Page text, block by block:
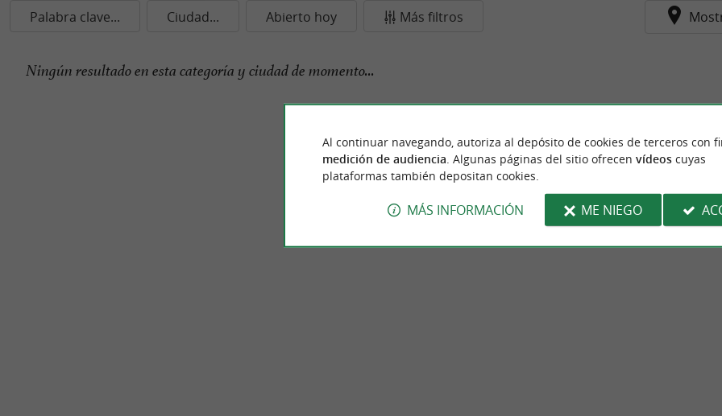
Palabra clave... Ciudad... Abierto hoy Más filtros
Ningún resultado en esta categoría y ciudad de momento...
Al continuar navegando, autoriza al depósito de cookies de terceros con
medición de audiencia . Algunas páginas del sitio ofrecen vídeoscuyas
plataformas también depositan cookies.
MÁS INFORMACIÓN ME NIEGO